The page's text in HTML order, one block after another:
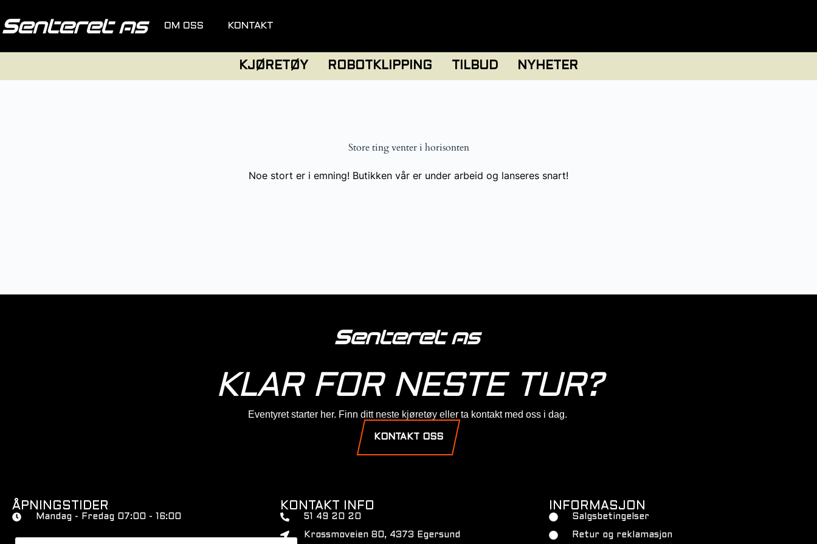
OM OSS KONTAKT
KJØRETØY ROBOTKLIPPING TILBUD NYHETER
Store ting venter i horisonten
Noe stort er i emning! Butikken vår er under arbeid og lanseres snart!
KLAR FOR NESTE TUR?
Eventyret starter her. Finn ditt neste kjøretøy eller ta kontakt med oss i dag.
KONTAKT OSS
ÅPNINGSTIDER
Mandag - Fredag 07:00 - 16:00
KONTAKT INFO
51 49 20 20
Krossmoveien 80, 4373 Egersund
INFORMASJON
Salgsbetingelser
Retur og reklamasjon